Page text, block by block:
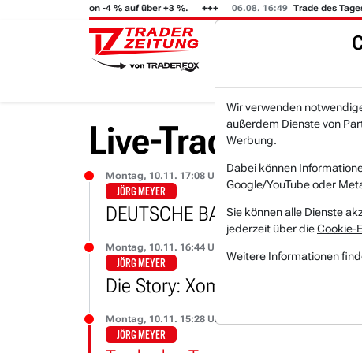
GFT (i) steigt von -4 % auf über +3 %. 06.08. 16:49 Trade des Tages
Live-Trading-
Montag, 10.11. 17:08 Uhr
JÖRG MEYER
Montag, 10.11. 16:44 Uhr
JÖRG MEYER
Montag, 10.11. 15:28 Uhr
JÖRG MEYER
Wir verwenden
außerdem Dienste von
Werbung.
Dabei können
Google/YouTube oder
Sie können alle Dienste
jederzeit über dieCookie-
Weitere Informationen